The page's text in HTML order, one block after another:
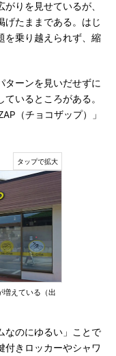
りを見せているが、
げたままである。はじ
を乗り越えられず、縮
ーンを見いだせずに
いるところがある。
（チョコザップ）」
増えている（出
なのにゆるい」ことで
付きロッカーやシャワ